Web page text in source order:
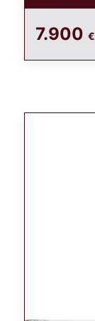
7.900 €